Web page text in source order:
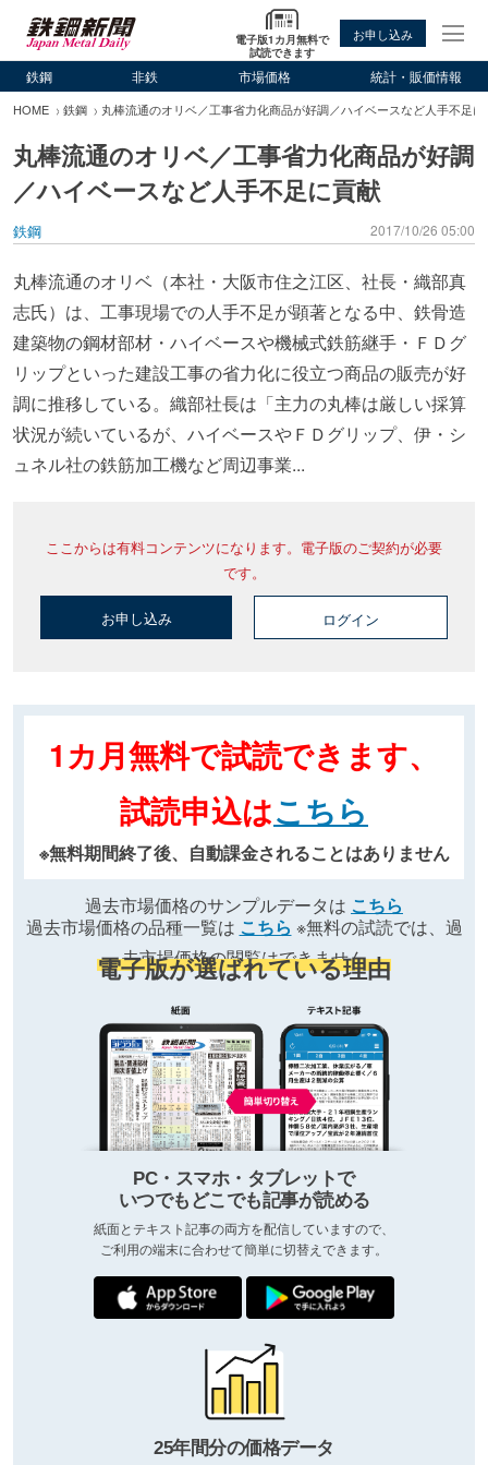
電子版1カ月無料で
試読できます
お申し込み
鉄鋼 非鉄 市場価格 統計・販価情報
HOME 鉄鋼 丸棒流通のオリベ／工事省力化商品が好調／ハイベースなど人手不足に
丸棒流通のオリベ／工事省力化商品が好調
／ハイベースなど人手不足に貢献
鉄鋼 2017/10/26 05:00
丸棒流通のオリベ（本社・大阪市住之江区、社長・織部真
志氏）は、工事現場での人手不足が顕著となる中、鉄骨造
建築物の鋼材部材・ハイベースや機械式鉄筋継手・ＦＤグ
リップといった建設工事の省力化に役立つ商品の販売が好
調に推移している。織部社長は「主力の丸棒は厳しい採算
状況が続いているが、ハイベースやＦＤグリップ、伊・シ
ュネル社の鉄筋加工機など周辺事業...
ここからは有料コンテンツになります。電子版のご契約が必要
です。
お申し込み ログイン
1カ月無料で試読できます、
試読申込はこちら
※無料期間終了後、自動課金されることはありません
過去市場価格のサンプルデータは こちら
過去市場価格の品種一覧は こちら ※無料の試読では、過
去市場価格の閲覧はできません
電子版が選ばれている理由
PC・スマホ・タブレットで
いつでもどこでも記事が読める
紙面とテキスト記事の両方を配信していますので、
ご利用の端末に合わせて簡単に切替えできます。
25年間分の価格データ